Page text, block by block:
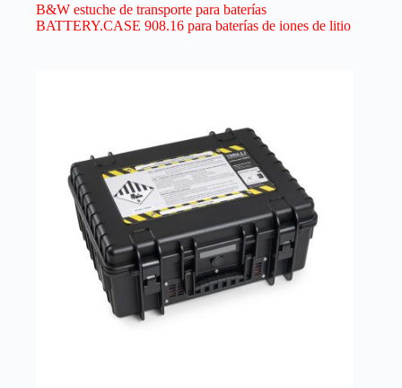
B&W estuche de transporte para baterías
BATTERY.CASE 908.16 para baterías de iones de litio